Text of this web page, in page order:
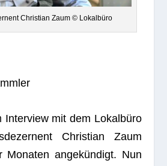
Chris­tian Zaum © Lokalbüro
Inter­view mit dem Lokal­büro
Chris­tian Zaum
Mona­ten ange­kün­digt. Nun